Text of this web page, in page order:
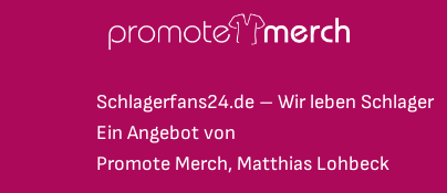
Schlagerfans24.de – Wir leben Schlager
Ein Angebot von
Promote Merch, Matthias Lohbeck